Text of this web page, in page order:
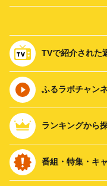
TVで紹介された
ふるラボチャン
ランキングから
番組・特集・キ